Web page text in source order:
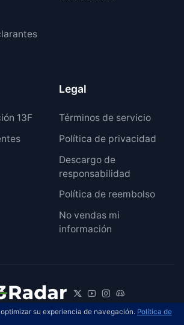
13F
Legal
Términos de servicio
Política de privacidad
Descargo de
responsabilidad
Política de reembolso
No vendas mi
información
todos los
su experiencia de navegación. Política de